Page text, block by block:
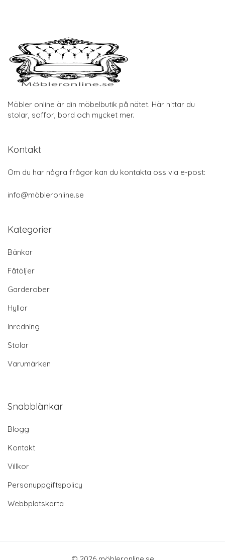
Möbler online är din möbelbutik på nätet. Här hittar du
stolar, soffor, bord och mycket mer.
Kontakt
Om du har några frågor kan du kontakta oss via e-post:
info@möbleronline.se
Kategorier
Bänkar
Fåtöljer
Garderober
Hyllor
Inredning
Stolar
Varumärken
Snabblänkar
Blogg
Kontakt
Villkor
Personuppgiftspolicy
Webbplatskarta